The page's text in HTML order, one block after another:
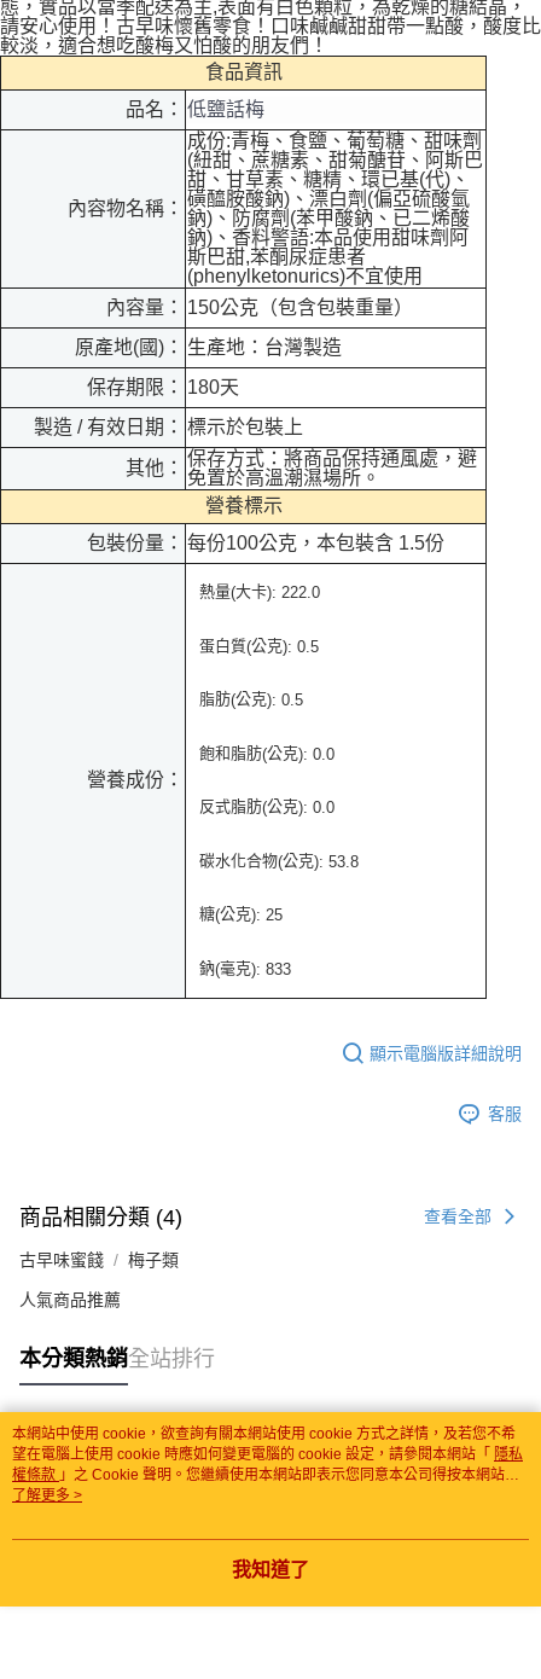
態，實品以當季配送為主,表面有白色顆粒，為乾燥的糖結晶，
請安心使用！古早味懷舊零食！口味鹹鹹甜甜帶一點酸，酸度比
較淡，適合想吃酸梅又怕酸的朋友們！
食品資訊
品名： 低鹽話梅
內容物名稱：
成份:青梅、食鹽、葡萄糖、甜味劑
(紐甜、蔗糖素、甜菊醣苷、阿斯巴
甜、甘草素、糖精、環已基(代)、
磺醯胺酸鈉)、漂白劑(偏亞硫酸氫
鈉)、防腐劑(苯甲酸鈉、已二烯酸
鈉)、香料警語:本品使用甜味劑阿
斯巴甜,苯酮尿症患者
(phenylketonurics)不宜使用
內容量：
150公克（包含包裝重量）
原產地(國)：
生產地：台灣製造
保存期限：
180天
製造 / 有效日期： 標示於包裝上
其他： 保存方式：將商品保持通風處，避
免置於高溫潮濕場所。
營養標示
包裝份量： 每份100公克，本包裝含 1.5份
營養成份：
熱量(大卡): 222.0
蛋白質(公克): 0.5
脂肪(公克): 0.5
飽和脂肪(公克): 0.0
反式脂肪(公克): 0.0
碳水化合物(公克): 53.8
糖(公克): 25
鈉(毫克): 833
顯示電腦版詳細說明
客服
商品相關分類 (4) 查看全部
古早味蜜餞 梅子類
人氣商品推薦
本分類熱銷全站排行
熱門標籤
本網站中使用 cookie，欲查詢有關本網站使用 cookie 方式之詳情，及若您不希
望在電腦上使用 cookie 時應如何變更電腦的 cookie 設定，請參閱本網站「 隱私
權條款 」之 Cookie 聲明。您繼續使用本網站即表示您同意本公司得按本網站使
用條款之 Cookie 聲明使用 cookie。
了解更多 >
我知道了